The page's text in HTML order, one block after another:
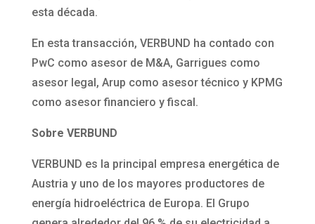
esta década.
En esta transacción, VERBUND ha contado con
PwC como asesor de M&A, Garrigues como
asesor legal, Arup como asesor técnico y KPMG
como asesor financiero y fiscal.
Sobre VERBUND
VERBUND es la principal empresa energética de
Austria y uno de los mayores productores de
energía hidroeléctrica de Europa. El Grupo